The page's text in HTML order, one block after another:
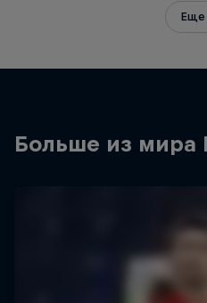
Еще
Больше из мира